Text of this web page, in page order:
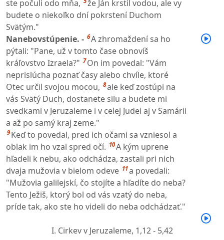
ste počuli odo mňa,
že Ján krstil vodou, ale vy
budete o niekoľko dní pokrstení Duchom
Svätým."
Nanebovstúpenie. - 6A zhromaždení sa ho
pýtali: "Pane, už v tomto čase obnovíš
kráľovstvo Izraela?" 7 On im povedal: "Vám
neprislúcha poznať časy alebo chvíle, ktoré
Otec určil svojou mocou, 8ale keď zostúpi na
vás Svätý Duch, dostanete silu a budete mi
svedkami v Jeruzaleme i v celej Judei aj v Samárii
a až po samý kraj zeme."
9 Keď to povedal, pred ich očami sa vzniesol a
oblak im ho vzal spred očí. 10A kým uprene
hľadeli k nebu, ako odchádza, zastali pri nich
dvaja mužovia v bielom odeve 11a povedali:
"Mužovia galilejskí, čo stojíte a hľadíte do neba?
Tento Ježiš, ktorý bol od vás vzatý do neba,
príde tak, ako ste ho videli do neba odchádzať."
I. Cirkev v Jeruzaleme, 1,12 - 5,42